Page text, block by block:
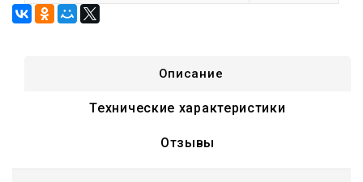
Описание
Технические характеристики
Отзывы